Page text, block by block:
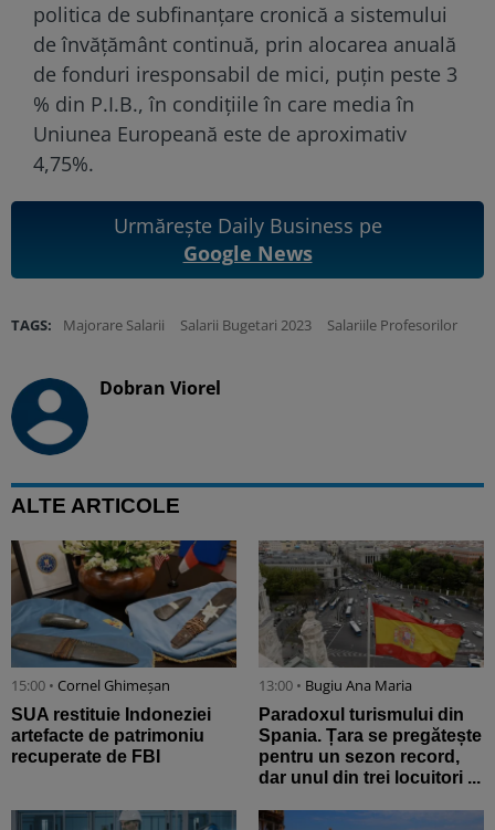
politica de subfinanţare cronică a sistemului
de învăţământ continuă, prin alocarea anuală
de fonduri iresponsabil de mici, puţin peste 3
% din P.I.B., în condiţiile în care media în
Uniunea Europeană este de aproximativ
4,75%.
Urmărește Daily Business pe
Google News
TAGS: Majorare Salarii Salarii Bugetari 2023 Salariile Profesorilor
Dobran Viorel
ALTE ARTICOLE
15:00 • Cornel Ghimeșan
SUA restituie Indoneziei
artefacte de patrimoniu
recuperate de FBI
13:00 • Bugiu ⁠Ana Maria
Paradoxul turismului din
Spania. Țara se pregătește
pentru un sezon record,
dar unul din trei locuitori ...